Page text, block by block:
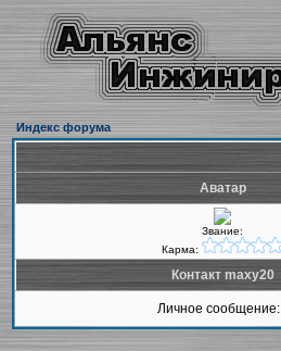
Индекс форума
Аватар
Звание:
Карма:
Контакт maxy20
Личное сообщение: